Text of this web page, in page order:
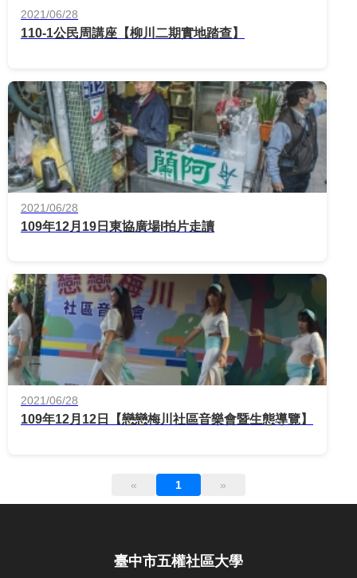
2021/06/28
110-1公民周講座【柳川二期實地踏查】
2021/06/28
109年12月19日東協廣場I拍片走讀
2021/06/28
109年12月12日【戀戀梅川社區音樂會暨生態導覽】
« 1 »
臺中市五權社區大學